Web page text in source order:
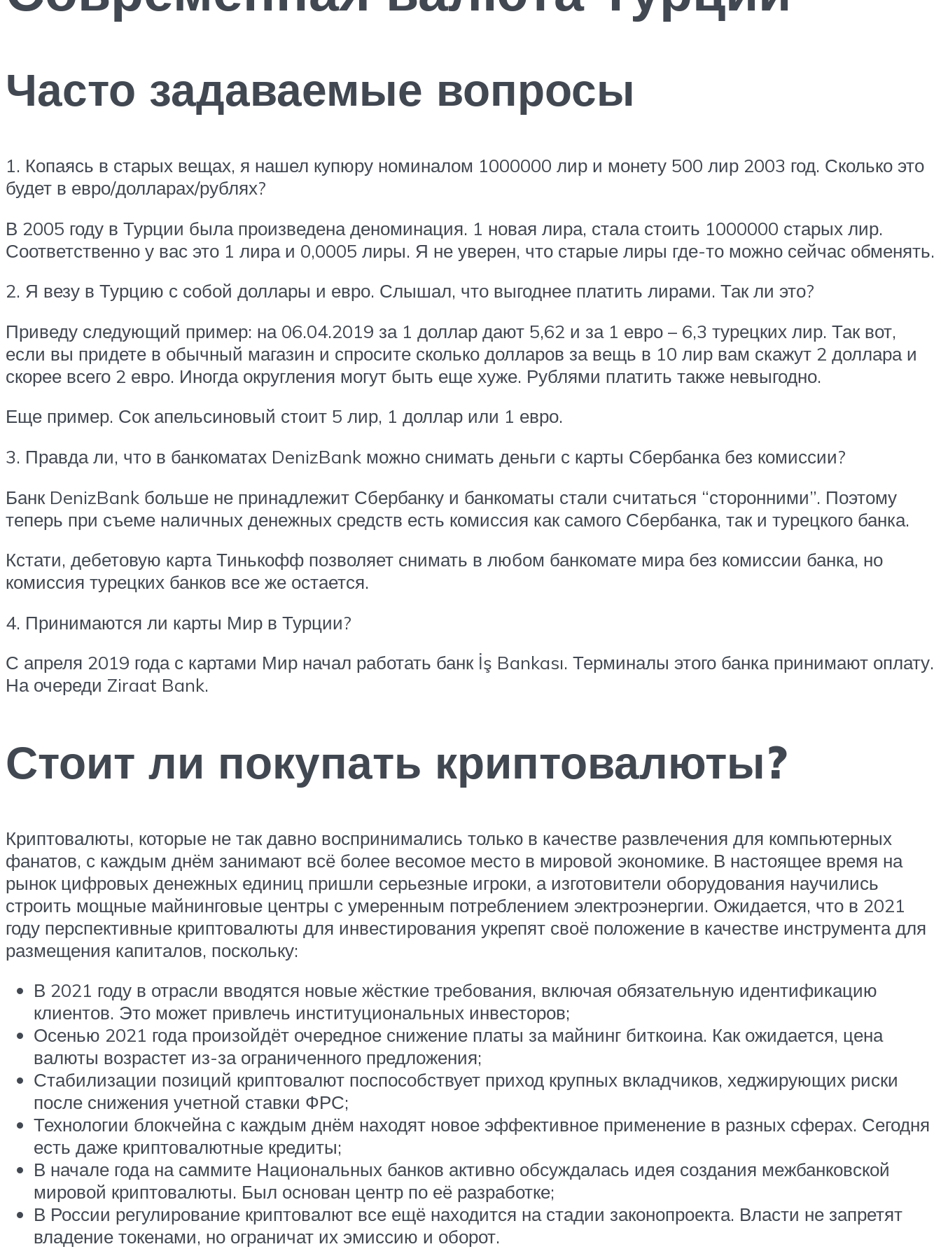
Часто задаваемые вопросы
1. Копаясь в старых вещах, я нашел купюру номиналом 1000000 лир и монету 500 лир 2003 год. Сколько это
будет в евро/долларах/рублях?
В 2005 году в Турции была произведена деноминация. 1 новая лира, стала стоить 1000000 старых лир.
Соответственно у вас это 1 лира и 0,0005 лиры. Я не уверен, что старые лиры где-то можно сейчас обменять.
2. Я везу в Турцию с собой доллары и евро. Слышал, что выгоднее платить лирами. Так ли это?
Приведу следующий пример: на 06.04.2019 за 1 доллар дают 5,62 и за 1 евро – 6,3 турецких лир. Так вот,
если вы придете в обычный магазин и спросите сколько долларов за вещь в 10 лир вам скажут 2 доллара и
скорее всего 2 евро. Иногда округления могут быть еще хуже. Рублями платить также невыгодно.
Еще пример. Сок апельсиновый стоит 5 лир, 1 доллар или 1 евро.
3. Правда ли, что в банкоматах DenizBank можно снимать деньги с карты Сбербанка без комиссии?
Банк DenizBank больше не принадлежит Сбербанку и банкоматы стали считаться “сторонними”. Поэтому
теперь при съеме наличных денежных средств есть комиссия как самого Сбербанка, так и турецкого банка.
Кстати, дебетовую карта Тинькофф позволяет снимать в любом банкомате мира без комиссии банка, но
комиссия турецких банков все же остается.
4. Принимаются ли карты Мир в Турции?
С апреля 2019 года с картами Мир начал работать банк İş Bankası. Терминалы этого банка принимают оплату.
На очереди Ziraat Bank.
Стоит ли покупать криптовалюты?
Криптовалюты, которые не так давно воспринимались только в качестве развлечения для компьютерных
фанатов, с каждым днём занимают всё более весомое место в мировой экономике. В настоящее время на
рынок цифровых денежных единиц пришли серьезные игроки, а изготовители оборудования научились
строить мощные майнинговые центры с умеренным потреблением электроэнергии. Ожидается, что в 2021
году перспективные криптовалюты для инвестирования укрепят своё положение в качестве инструмента для
размещения капиталов, поскольку:
В 2021 году в отрасли вводятся новые жёсткие требования, включая обязательную идентификацию
клиентов. Это может привлечь институциональных инвесторов;
Осенью 2021 года произойдёт очередное снижение платы за майнинг биткоина. Как ожидается, цена
валюты возрастет из-за ограниченного предложения;
Стабилизации позиций криптовалют поспособствует приход крупных вкладчиков, хеджирующих риски
после снижения учетной ставки ФРС;
Технологии блокчейна с каждым днём находят новое эффективное применение в разных сферах. Сегодня
есть даже криптовалютные кредиты;
В начале года на саммите Национальных банков активно обсуждалась идея создания межбанковской
мировой криптовалюты. Был основан центр по её разработке;
В России регулирование криптовалют все ещё находится на стадии законопроекта. Власти не запретят
владение токенами, но ограничат их эмиссию и оборот.